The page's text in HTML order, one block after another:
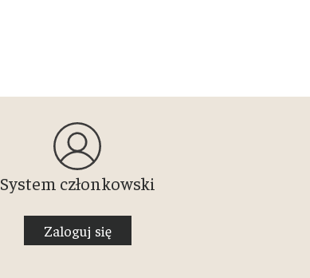
System członkowski
Zaloguj się